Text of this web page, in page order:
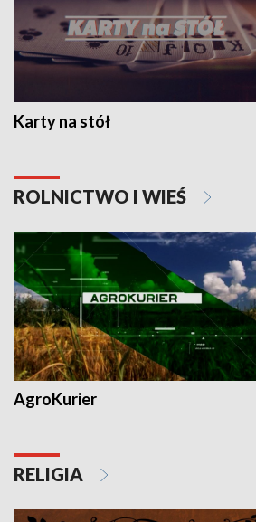
Karty na stół
ROLNICTWO I WIEŚ
AgroKurier
RELIGIA